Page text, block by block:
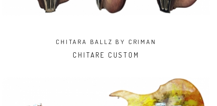
CHITARA BALLZ BY CRIMAN
CHITARE CUSTOM